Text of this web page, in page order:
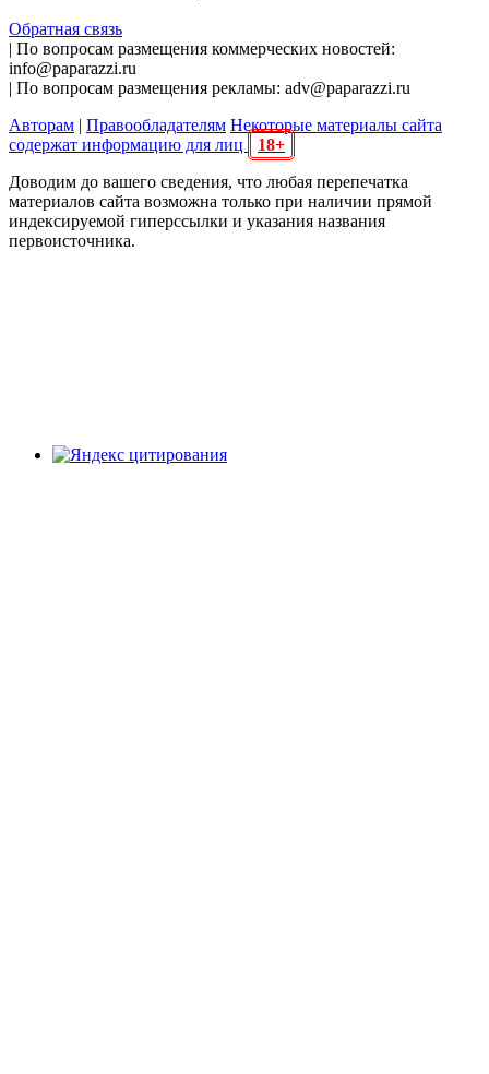
Обратная связь
| По вопросам размещения коммерческих новостей:
info@paparazzi.ru
| По вопросам размещения рекламы: adv@paparazzi.ru
Авторам | Правообладателям Некоторые материалы сайта
содержат информацию для лиц
18+
Доводим до вашего сведения, что любая перепечатка
материалов сайта возможна только при наличии прямой
индексируемой гиперссылки и указания названия
первоисточника.